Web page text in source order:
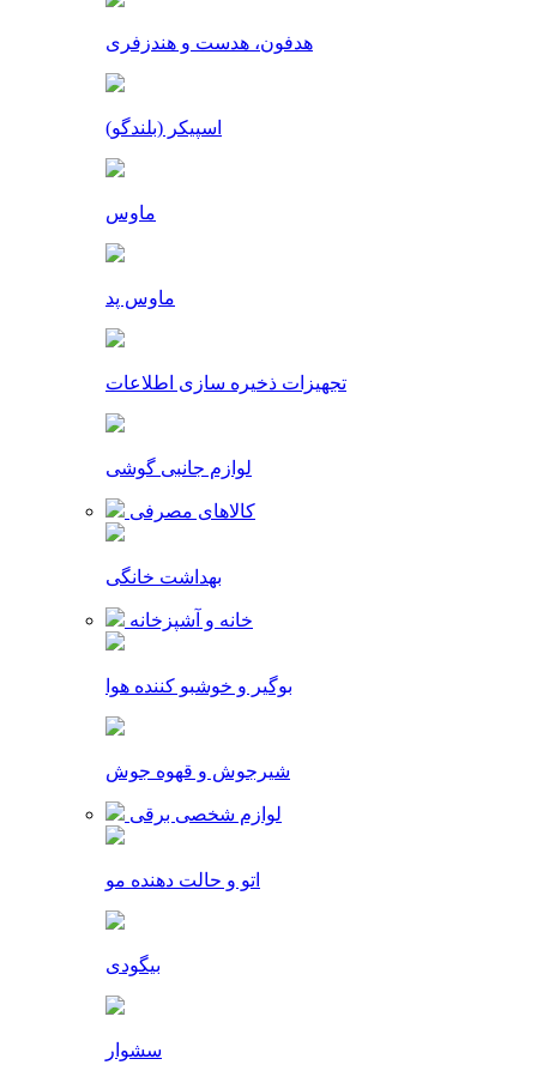
هدفون، هدست و هندزفری
اسپیکر (بلندگو)
ماوس
ماوس پد
تجهیزات ذخیره سازی اطلاعات
لوازم جانبی گوشی
کالاهای مصرفی
بهداشت خانگی
خانه و آشپزخانه
بوگیر و خوشبو کننده هوا
شیرجوش و قهوه جوش
لوازم شخصی برقی
اتو و حالت دهنده مو
بیگودی
سشوار